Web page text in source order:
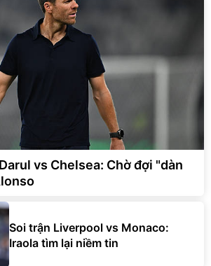
vs Chelsea: Chờ đợi "dàn
Soi trận Liverpool vs Monaco:
Iraola tìm lại niềm tin